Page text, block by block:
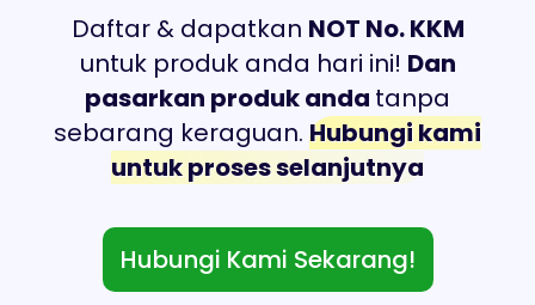
Daftar & dapatkan NOT No. KKM
untuk produk anda hari ini! Dan
pasarkan produk anda tanpa
sebarang keraguan. Hubungi kami
untuk proses selanjutnya
Hubungi Kami Sekarang!